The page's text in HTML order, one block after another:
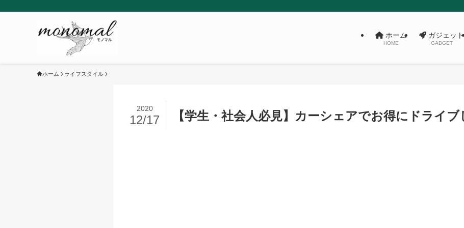
ホーム
HOME
ガジェット
GADGET
ホーム ライフスタイル
【学生・社会人必見】カーシェアでお得にドライブ
2020
12/17